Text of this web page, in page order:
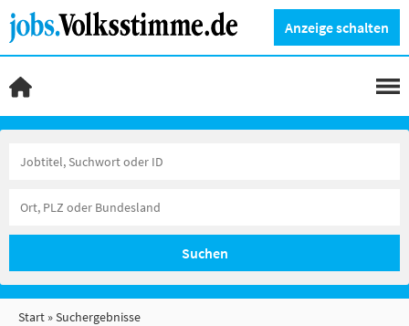
Anzeige schalten
Suchen
Start Suchergebnisse